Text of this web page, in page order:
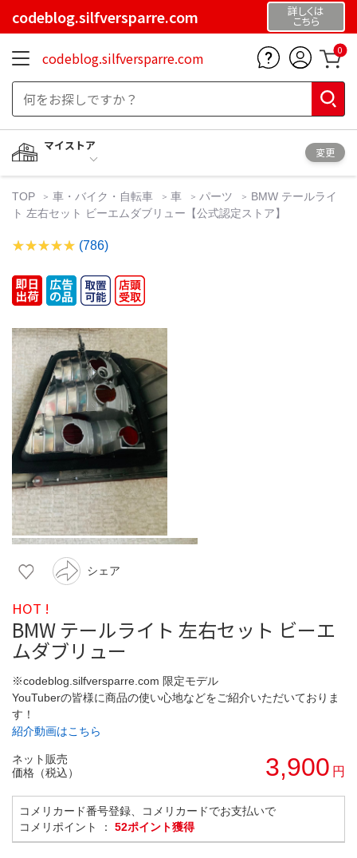
codeblog.silfversparre.com 詳しくは
こちら
codeblog.silfversparre.com 0
マイストア
変更
TOP 車・バイク・自転車 車 パーツ
BMW テールライ
ト 左右セット ビーエムダブリュー【公式認定ストア】
(786)
シェア
HOT !
BMW テールライト 左右セット ビーエ
ムダブリュー
※codeblog.silfversparre.com 限定モデル
YouTuberの皆様に商品の使い心地などをご紹介いただいておりま
す！
紹介動画はこちら
ネット販売
価格（税込）
3,900 円
コメリカード番号登録、コメリカードでお支払いで
コメリポイント ： 52ポイント獲得